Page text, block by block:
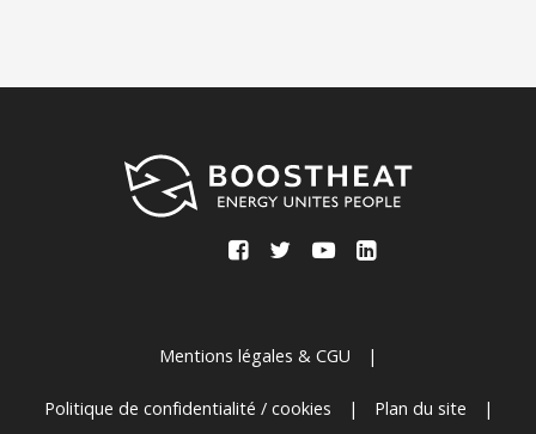
Mentions légales & CGU |
Politique de confidentialité / cookies | Plan du site |